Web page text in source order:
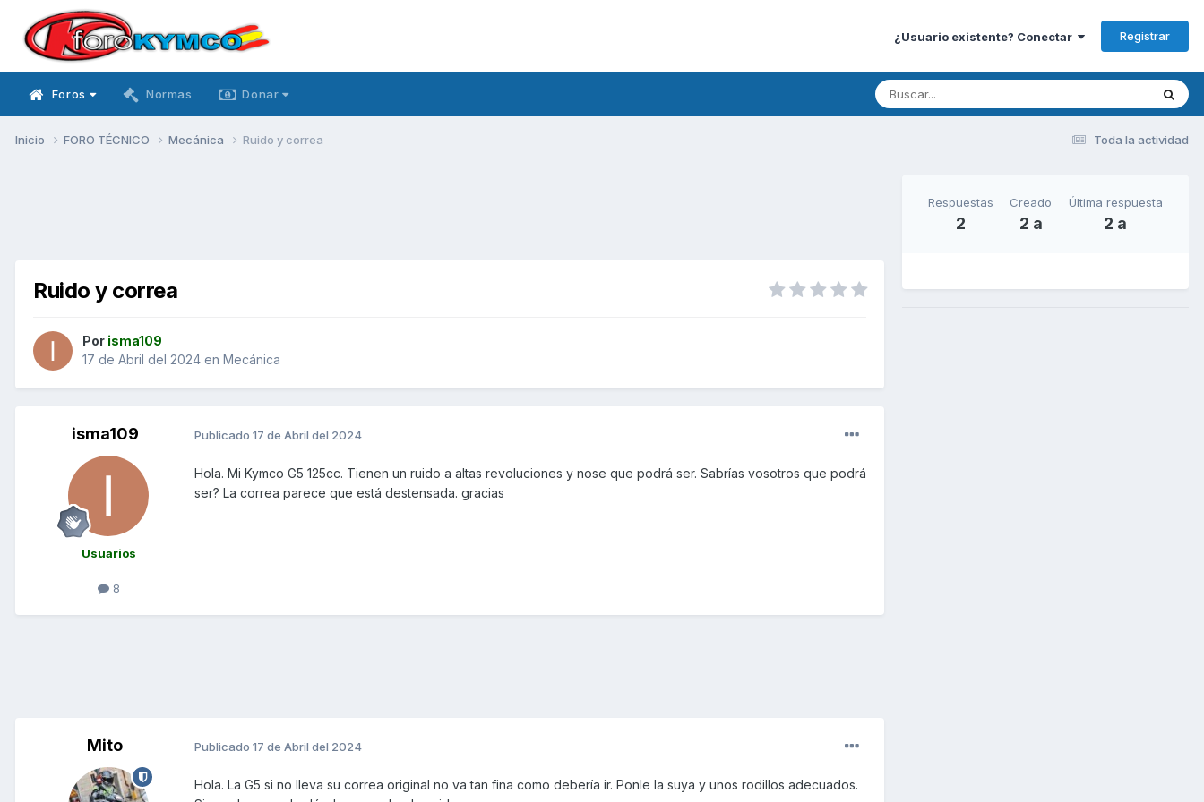
¿Usuario existente? Conectar Registrar
Foros Normas Donar
Toda la actividad
Inicio FORO TÉCNICO Mecánica Ruido y correa
Ruido y correa
Por isma109
17 de Abril del 2024 en Mecánica
isma109
Usuarios
8
Publicado 17 de Abril del 2024
Hola. Mi Kymco G5 125cc. Tienen un ruido a altas revoluciones y nose que podrá ser. Sabrías vosotros que podrá
ser? La correa parece que está destensada. gracias
Mito Publicado 17 de Abril del 2024
Hola. La G5 si no lleva su correa original no va tan fina como debería ir. Ponle la suya y unos rodillos adecuados.
Respuestas
2
Creado
2 a
Última respuesta
2 a